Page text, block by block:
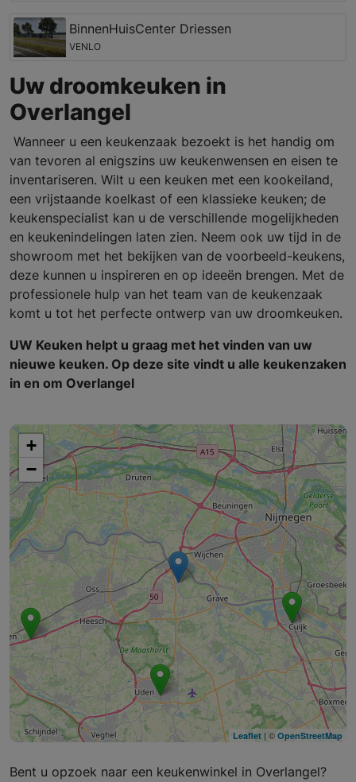
BinnenHuisCenter Driessen
VENLO
Uw droomkeuken in
Overlangel
Wanneer u een keukenzaak bezoekt is het handig om
van tevoren al enigszins uw keukenwensen en eisen te
inventariseren. Wilt u een keuken met een kookeiland,
een vrijstaande koelkast of een klassieke keuken; de
keukenspecialist kan u de verschillende mogelijkheden
en keukenindelingen laten zien. Neem ook uw tijd in de
showroom met het bekijken van de voorbeeld-keukens,
deze kunnen u inspireren en op ideeën brengen. Met de
professionele hulp van het team van de keukenzaak
komt u tot het perfecte ontwerp van uw droomkeuken.
UW Keuken helpt u graag met het vinden van uw
nieuwe keuken. Op deze site vindt u alle keukenzaken
in en om Overlangel
+
−
Leaflet | © OpenStreetMap
Bent u opzoek naar een keukenwinkel in Overlangel?